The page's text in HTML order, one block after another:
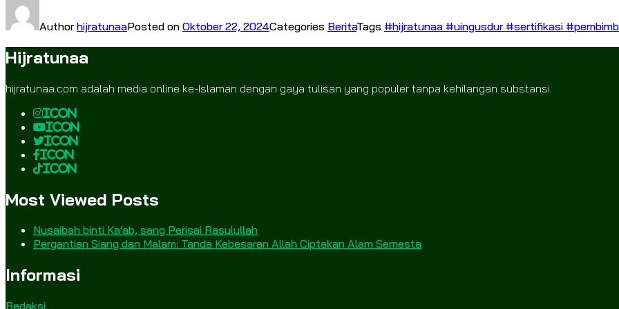
AuthorhijratunaaPosted on Oktober 22, 2024Categories BeritaTags #hijratunaa #uingusdur #sertifikasi
Hijratunaa
hijratunaa.com adalah media online ke-Islaman dengan gaya tulisan yang populer tanpa kehilangan substansi.
icon
icon
icon
icon
icon
Most Viewed Posts
Nusaibah binti Ka’ab, sang Perisai Rasulullah
Pergantian Siang dan Malam: Tanda Kebesaran Allah Ciptakan Alam Semesta
Informasi
Redaksi